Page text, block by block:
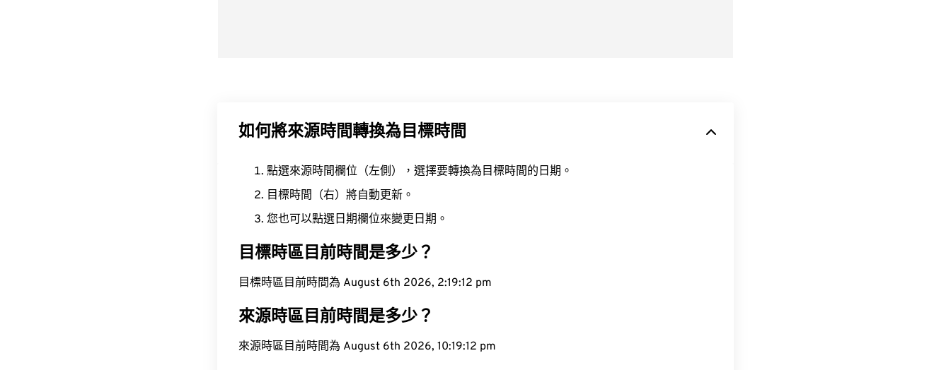
如何將來源時間轉換為目標時間
點選來源時間欄位（左側），選擇要轉換為目標時間的日期。
目標時間（右）將自動更新。
您也可以點選日期欄位來變更日期。
目標時區目前時間是多少？
目標時區目前時間為 August 6th 2026, 2:19:12 pm
來源時區目前時間是多少？
來源時區目前時間為 August 6th 2026, 10:19:12 pm